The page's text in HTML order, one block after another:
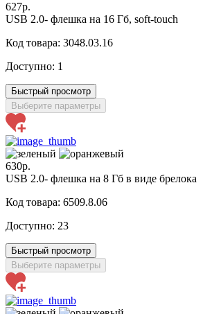
627р.
USB 2.0- флешка на 16 Гб, soft-touch
Код товара: 3048.03.16
Доступно: 1
Быстрый просмотр
Выберите параметры
630р.
USB 2.0- флешка на 8 Гб в виде брелока
Код товара: 6509.8.06
Доступно: 23
Быстрый просмотр
Выберите параметры